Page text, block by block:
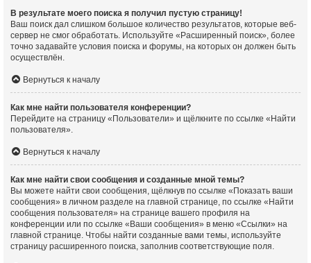
В результате моего поиска я получил пустую страницу!
Ваш поиск дал слишком большое количество результатов, которые веб-
сервер не смог обработать. Используйте «Расширенный поиск», более
точно задавайте условия поиска и форумы, на которых он должен быть
осуществлён.
Вернуться к началу
Как мне найти пользователя конференции?
Перейдите на страницу «Пользователи» и щёлкните по ссылке «Найти
пользователя».
Вернуться к началу
Как мне найти свои сообщения и созданные мной темы?
Вы можете найти свои сообщения, щёлкнув по ссылке «Показать ваши
сообщения» в личном разделе на главной странице, по ссылке «Найти
сообщения пользователя» на странице вашего профиля на
конференции или по ссылке «Ваши сообщения» в меню «Ссылки» на
главной странице. Чтобы найти созданные вами темы, используйте
страницу расширенного поиска, заполнив соответствующие поля.